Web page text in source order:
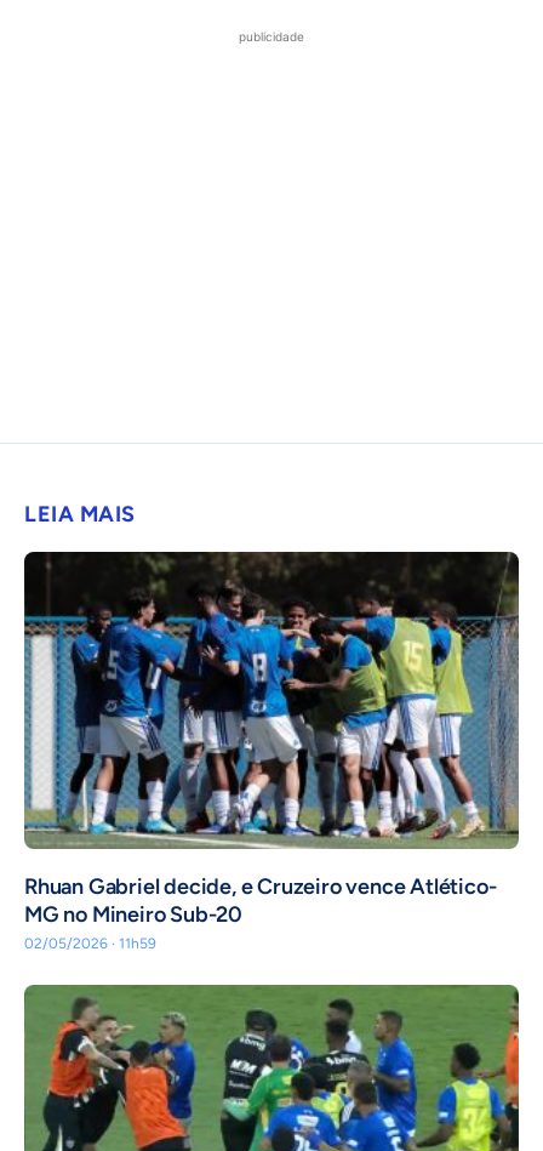
publicidade
LEIA MAIS
Rhuan Gabriel decide, e Cruzeiro vence Atlético-
MG no Mineiro Sub-20
02/05/2026 · 11h59